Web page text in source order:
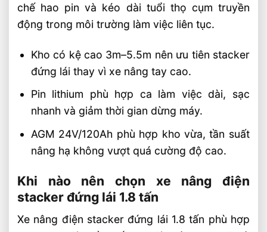
chế hao pin và kéo dài tuổi thọ cụm truyền
động trong môi trường làm việc liên tục.
Kho có kệ cao 3m–5.5m nên ưu tiên stacker
đứng lái thay vì xe nâng tay cao.
Pin lithium phù hợp ca làm việc dài, sạc
nhanh và giảm thời gian dừng máy.
AGM 24V/120Ah phù hợp kho vừa, tần suất
nâng hạ không vượt quá cường độ cao.
Khi nào nên chọn xe nâng điện
stacker đứng lái 1.8 tấn
Xe nâng điện stacker đứng lái 1.8 tấn phù hợp